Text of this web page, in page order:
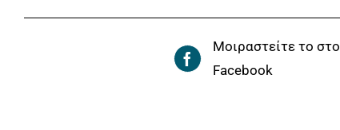
Μοιραστείτε το στο
Facebook